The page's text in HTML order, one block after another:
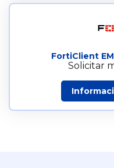
FortiClient
Solicitar